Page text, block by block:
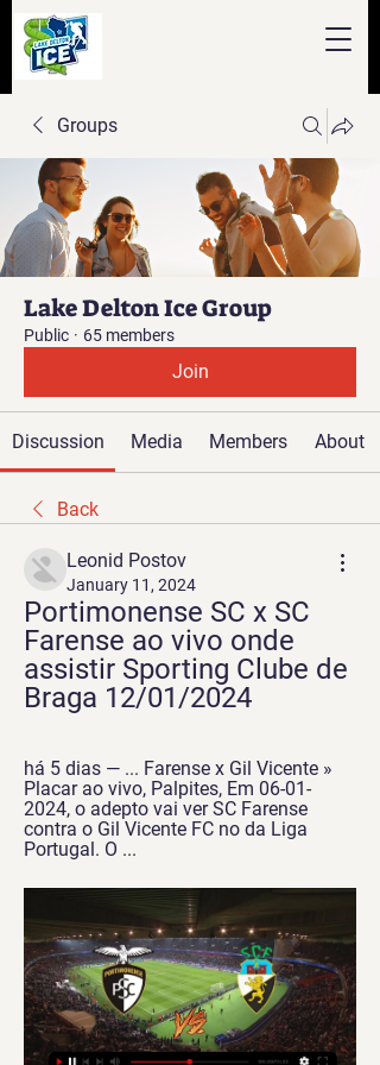
Groups
Lake Delton Ice Group
Public · 65 members
Join
Discussion Media Members About
Back
Leonid Postov
January 11, 2024
Portimonense SC x SC
Farense ao vivo onde
assistir Sporting Clube de
Braga 12/01/2024
há 5 dias — ... Farense x Gil Vicente »
Placar ao vivo, Palpites, Em 06-01-
2024, o adepto vai ver SC Farense
contra o Gil Vicente FC no da Liga
Portugal. O ...